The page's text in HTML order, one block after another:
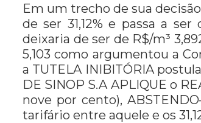
Em um trecho de sua
de ser 31,12% e passa a
deixaria de ser de R$/m³
5,103 como argumentou a
a TUTELA INIBITÓRIA
DE SINOP S.A APLIQUE o
nove por cento),
tarifário entre aquele e os